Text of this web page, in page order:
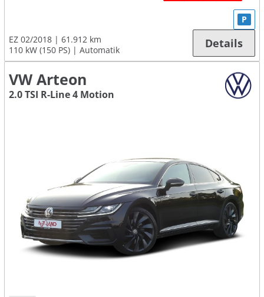
EZ 02/2018
61.912 km
110 kW (150 PS)
Automatik
P
Details
VW Arteon
2.0 TSI R-Line 4 Motion